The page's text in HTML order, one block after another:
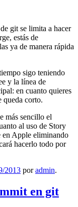
git se limita a hacer
estás de
ya de manera rápida
sigo teniendo
y la línea de
en cuanto quieres
queda corto.
más sencillo el
al uso de Story
en Apple eliminando
hacerlo todo por
2013 poradmin.
en git